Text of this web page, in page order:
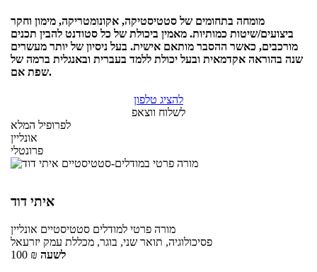
מומחה בתחומים של סטטיסטיקה, אקונומטריקה, מימון וחקר
ביצועים/שיטות כמותיות. מאמין ביכולת של כל סטודנט להבין תכנים
מורכבים, כאשר ההסבר מותאם אישית. בעל ניסיון של יותר מעשרים
שנה בהוראה אקדמאית ובעל יכולת ללמד בעברית ובאנגלית ברמה של
שפת אם.
להציג טלפון
לשלוח ווצאפ
לפרופיל המלא
אונליין
פרונטלי
איתי דוד
מורה פרטי למודלים סטטיסטיים אונליין
פסיכולוגיה, תואר שני, בוגר, מכללת עמק יזרעאל
100 ₪ לשעה